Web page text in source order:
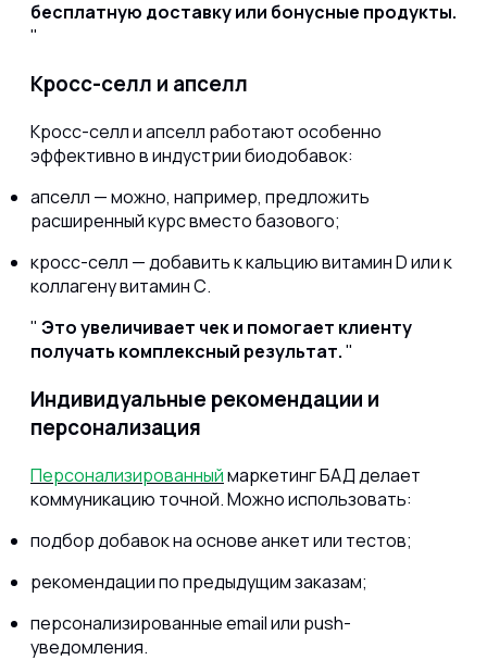
бесплатную доставку или бонусные продукты.
Кросс-селл и апселл
Кросс-селл и апселл работают особенно
эффективно в индустрии биодобавок:
апселл — можно, например, предложить
расширенный курс вместо базового;
кросс-селл — добавить к кальцию витамин D или к
коллагену витамин С.
Это увеличивает чек и помогает клиенту
получать комплексный результат.
Индивидуальные рекомендации и
персонализация
Персонализированныймаркетинг БАД делает
коммуникацию точной. Можно использовать:
подбор добавок на основе анкет или тестов;
рекомендации по предыдущим заказам;
персонализированные email или push-
уведомления.